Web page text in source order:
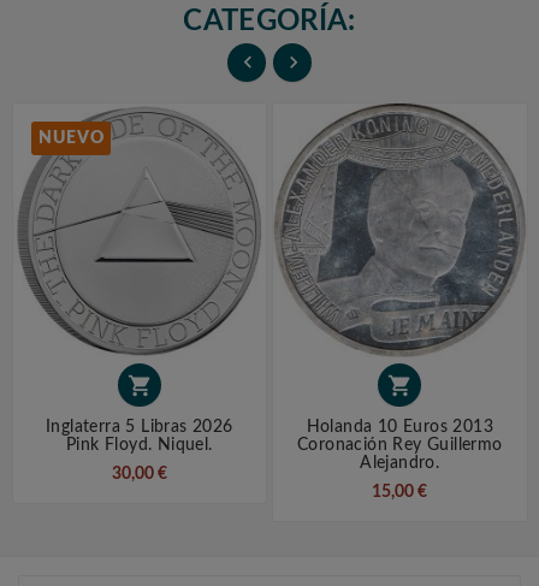
CATEGORÍA:
 
NUEVO

Inglaterra 5 Libras 2026
Pink Floyd. Niquel.
30,00 €

Holanda 10 Euros 2013
Coronación Rey Guillermo
Alejandro.
15,00 €